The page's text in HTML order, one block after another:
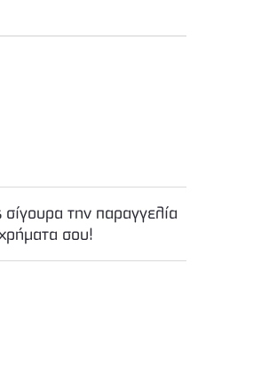
την παραγγελία
σου!